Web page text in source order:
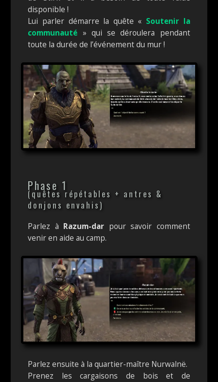
disponible !
Lui parler démarre la quête « Soutenir la
communauté » qui se déroulera pendant
toute la durée de l’événement du mur !
Phase 1
(quêtes répétables + antres &
donjons envahis)
Parlez à Razum-dar pour savoir comment
venir en aide au camp.
Parlez ensuite à la quartier-maître Nurwalnë.
Prenez les cargaisons de bois et de